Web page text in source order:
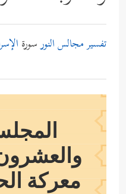
تفسير مجالس النورسورة
معركة